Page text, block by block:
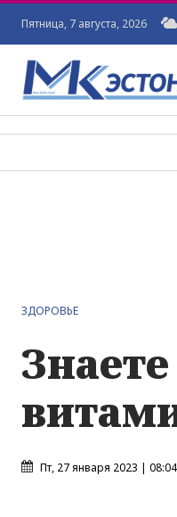
Пятница, 7 августа, 2026
ЗДОРОВЬЕ
Пт, 27 января 2023 | 08:04